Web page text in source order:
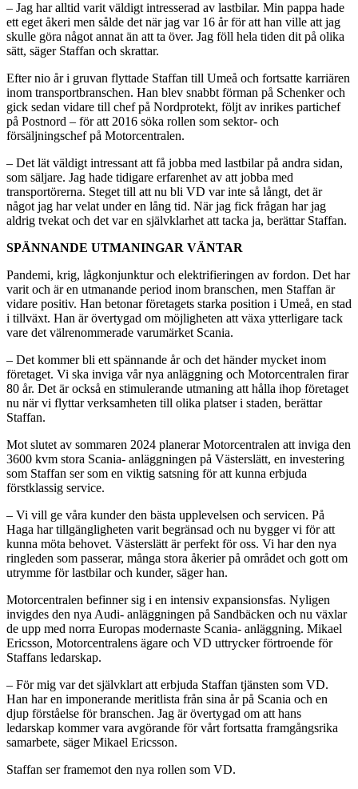
– Jag har alltid varit väldigt intresserad av lastbilar. Min pappa hade
ett eget åkeri men sålde det när jag var 16 år för att han ville att jag
skulle göra något annat än att ta över. Jag föll hela tiden dit på olika
sätt, säger Staffan och skrattar.
Efter nio år i gruvan flyttade Staffan till Umeå och fortsatte karriären
inom transportbranschen. Han blev snabbt förman på Schenker och
gick sedan vidare till chef på Nordprotekt, följt av inrikes partichef
på Postnord – för att 2016 söka rollen som sektor- och
försäljningschef på Motorcentralen.
– Det lät väldigt intressant att få jobba med lastbilar på andra sidan,
som säljare. Jag hade tidigare erfarenhet av att jobba med
transportörerna. Steget till att nu bli VD var inte så långt, det är
något jag har velat under en lång tid. När jag fick frågan har jag
aldrig tvekat och det var en självklarhet att tacka ja, berättar Staffan.
SPÄNNANDE UTMANINGAR VÄNTAR
Pandemi, krig, lågkonjunktur och elektrifieringen av fordon. Det har
varit och är en utmanande period inom branschen, men Staffan är
vidare positiv. Han betonar företagets starka position i Umeå, en stad
i tillväxt. Han är övertygad om möjligheten att växa ytterligare tack
vare det välrenommerade varumärket Scania.
– Det kommer bli ett spännande år och det händer mycket inom
företaget. Vi ska inviga vår nya anläggning och Motorcentralen firar
80 år. Det är också en stimulerande utmaning att hålla ihop företaget
nu när vi flyttar verksamheten till olika platser i staden, berättar
Staffan.
Mot slutet av sommaren 2024 planerar Motorcentralen att inviga den
3600 kvm stora Scania- anläggningen på Västerslätt, en investering
som Staffan ser som en viktig satsning för att kunna erbjuda
förstklassig service.
– Vi vill ge våra kunder den bästa upplevelsen och servicen. På
Haga har tillgängligheten varit begränsad och nu bygger vi för att
kunna möta behovet. Västerslätt är perfekt för oss. Vi har den nya
ringleden som passerar, många stora åkerier på området och gott om
utrymme för lastbilar och kunder, säger han.
Motorcentralen befinner sig i en intensiv expansionsfas. Nyligen
invigdes den nya Audi- anläggningen på Sandbäcken och nu växlar
de upp med norra Europas modernaste Scania- anläggning. Mikael
Ericsson, Motorcentralens ägare och VD uttrycker förtroende för
Staffans ledarskap.
– För mig var det självklart att erbjuda Staffan tjänsten som VD.
Han har en imponerande meritlista från sina år på Scania och en
djup förståelse för branschen. Jag är övertygad om att hans
ledarskap kommer vara avgörande för vårt fortsatta framgångsrika
samarbete, säger Mikael Ericsson.
Staffan ser framemot den nya rollen som VD.